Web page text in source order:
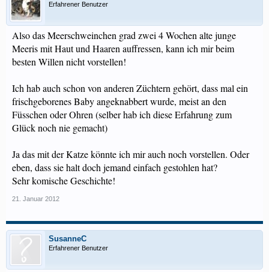
Erfahrener Benutzer
Also das Meerschweinchen grad zwei 4 Wochen alte junge
Meeris mit Haut und Haaren auffressen, kann ich mir beim
besten Willen nicht vorstellen!
Ich hab auch schon von anderen Züchtern gehört, dass mal ein
frischgeborenes Baby angeknabbert wurde, meist an den
Füsschen oder Ohren (selber hab ich diese Erfahrung zum
Glück noch nie gemacht)
Ja das mit der Katze könnte ich mir auch noch vorstellen. Oder
eben, dass sie halt doch jemand einfach gestohlen hat?
Sehr komische Geschichte!
21. Januar 2012
SusanneC
Erfahrener Benutzer